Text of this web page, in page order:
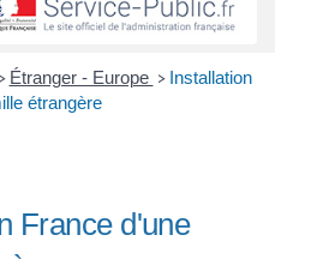
> Étranger - Europe > Installation
étrangère
France d'une